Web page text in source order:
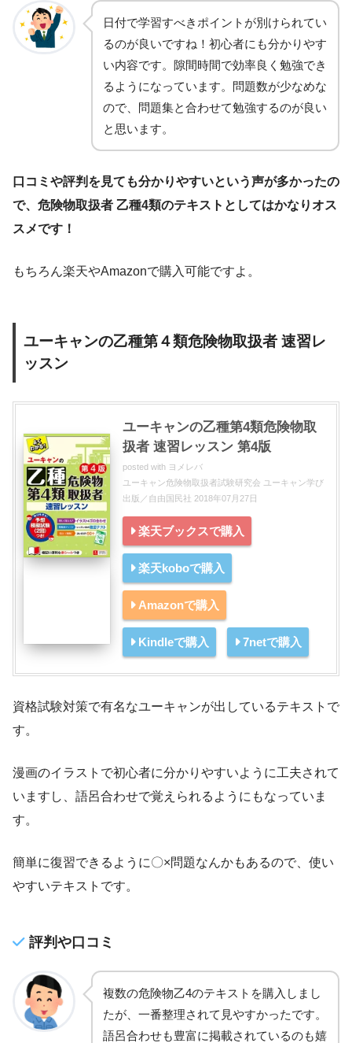
日付で学習すべきポイントが別けられてい
るのが良いですね！初心者にも分かりやす
い内容です。隙間時間で効率良く勉強でき
るようになっています。問題数が少なめな
ので、問題集と合わせて勉強するのが良い
と思います。
口コミや評判を見ても分かりやすいという声が多かったの
で、危険物取扱者 乙種4類のテキストとしてはかなりオス
スメです！
もちろん楽天やAmazonで購入可能ですよ。
ユーキャンの乙種第４類危険物取扱者 速習レ
ッスン
ユーキャンの乙種第4類危険物取
扱者 速習レッスン 第4版
posted with ヨメレバ
ユーキャン危険物取扱者試験研究会 ユーキャン学び
出版／自由国民社 2018年07月27日
楽天ブックスで購入
楽天koboで購入
Amazonで購入
Kindleで購入 7netで購入
資格試験対策で有名なユーキャンが出しているテキストで
す。
漫画のイラストで初心者に分かりやすいように工夫されて
いますし、語呂合わせで覚えられるようにもなっていま
す。
簡単に復習できるように〇×問題なんかもあるので、使い
やすいテキストです。
評判や口コミ
複数の危険物乙4のテキストを購入しまし
たが、一番整理されて見やすかったです。
語呂合わせも豊富に掲載されているのも嬉